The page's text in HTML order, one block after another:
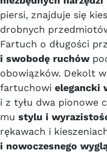
piersi, znajduje się
drobnych
Fartuch o długości
i swobodę ruchów
obowiązków. Dekolt
fartuchowi elegancki
i z tyłu dwa pionowe
mu stylu i
rękawach i
i nowoczesnego